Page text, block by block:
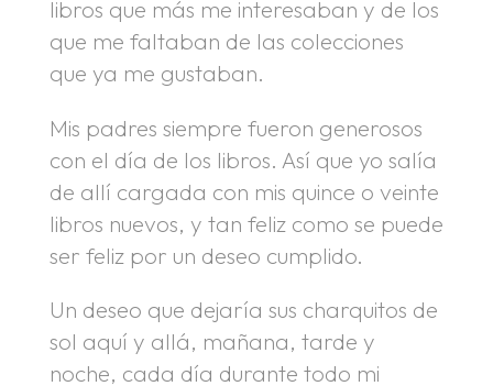
libros que más me interesaban y de los
que me faltaban de las colecciones
que ya me gustaban.
Mis padres siempre fueron generosos
con el día de los libros. Así que yo salía
de allí cargada con mis quince o veinte
libros nuevos, y tan feliz como se puede
ser feliz por un deseo cumplido.
Un deseo que dejaría sus charquitos de
sol aquí y allá, mañana, tarde y
noche, cada día durante todo mi